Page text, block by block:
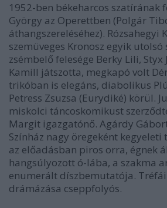
1952-ben békeharcos szatírának
György az Operettben (Polgár
áthangszereléséhez). Rózsahegyi
szemüveges Kronosz egyik utolsó
zsémbelő felesége Berky Lili, Styx
Kamill játszotta, megkapó volt
trikóban is elegáns, diabolikus
Petress Zsuzsa (Eurydiké) körül.
miskolci táncoskomikust
Margit igazgatónő. Agárdy
Színház nagy öregeként
az előadásban piros orra, égnek
hangsúlyozott ó-lába, a szakma
enumerált díszbemutatója. Tréfái
drámázása cseppfolyós.